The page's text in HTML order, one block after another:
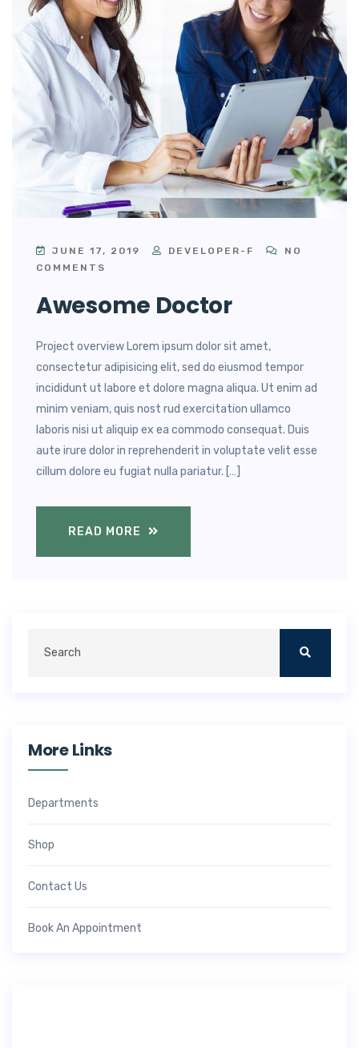
JUNE 17, 2019 DEVELOPER-F
NO
COMMENTS
Awesome Doctor
Project overview Lorem ipsum dolor sit amet,
consectetur adipisicing elit, sed do eiusmod tempor
incididunt ut labore et dolore magna aliqua. Ut enim ad
minim veniam, quis nost rud exercitation ullamco
laboris nisi ut aliquip ex ea commodo consequat. Duis
aute irure dolor in reprehenderit in voluptate velit esse
cillum dolore eu fugiat nulla pariatur. […]
READ MORE
More Links
Departments
Shop
Contact Us
Book An Appointment